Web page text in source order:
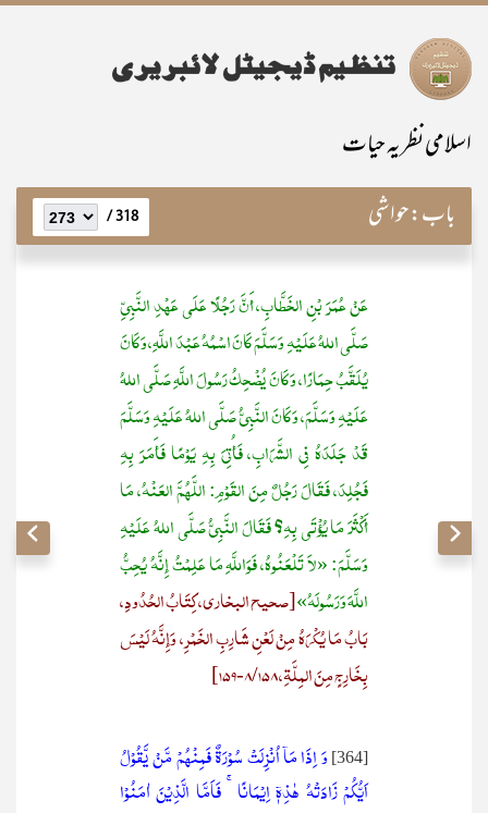
اسلامی نظریہ حیات
باب:حواشی 318 /
عَنْ عُمَرَ بْنِ الخَطَّابِ، أَنَّ رَجُلًا عَلَى عَهْدِ النَّبِيِّ
صَلَّى اللهُ عَلَيْهِ وَسَلَّمَ كَانَ اسْمُهُ عَبْدَ اللَّهِ، وَكَانَ
يُلَقَّبُ حِمَارًا، وَكَانَ يُضْحِكُ رَسُولَ اللَّهِ صَلَّى اللهُ
عَلَيْهِ وَسَلَّمَ، وَكَانَ النَّبِيُّ صَلَّى اللهُ عَلَيْهِ وَسَلَّمَ
قَدْ جَلَدَهُ فِي الشَّرَابِ، فَأُتِيَ بِهِ يَوْمًا فَأَمَرَ بِهِ
فَجُلِدَ، فَقَالَ رَجُلٌ مِنَ القَوْمِ: اللَّهُمَّ العَنْهُ، مَا
أَكْثَرَ مَا يُؤْتَى بِهِ؟ فَقَالَ النَّبِيُّ صَلَّى اللهُ عَلَيْهِ
وَسَلَّمَ: «لاَ تَلْعَنُوهُ، فَوَاللَّهِ مَا عَلِمْتُ إِنَّهُ يُحِبُّ
اللَّهَ وَرَسُولَهُ»[صحيح البخاري، كِتَابُ الحُدُودِ،
بَابُ مَا يُكْرَهُ مِنْ لَعْنِ شَارِبِ الخَمْرِ، وَإِنَّهُ لَيْسَ
بِخَارِجٍ مِنَ المِلَّةِ، 8/158-159]
[364]
وَ اِذَا مَاۤ اُنۡزِلَتۡ سُوۡرَۃٌ فَمِنۡہُمۡ مَّنۡ یَّقُوۡلُ
اَیُّکُمۡ زَادَتۡہُ ہٰذِہٖۤ اِیۡمَانًا ۚ فَاَمَّا الَّذِیۡنَ اٰمَنُوۡا